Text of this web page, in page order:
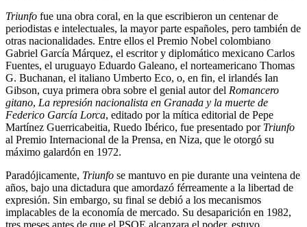
Triunfo fue una obra coral, en la que escribieron un centenar de
periodistas e intelectuales, la mayor parte españoles, pero también de
otras nacionalidades. Entre ellos el Premio Nobel colombiano
Gabriel García Márquez, el escritor y diplomático mexicano Carlos
Fuentes, el uruguayo Eduardo Galeano, el norteamericano Thomas
G. Buchanan, el italiano Umberto Eco, o, en fin, el irlandés Ian
Gibson, cuya primera obra sobre el genial autor del Romancero
gitano, La represión nacionalista en Granada y la muerte de
Federico García Lorca, editado por la mítica editorial de Pepe
Martínez Guerricabeitia, Ruedo Ibérico, fue presentado por Triunfo
al Premio Internacional de la Prensa, en Niza, que le otorgó su
máximo galardón en 1972.
Paradójicamente, Triunfo se mantuvo en pie durante una veintena de
años, bajo una dictadura que amordazó férreamente a la libertad de
expresión. Sin embargo, su final se debió a los mecanismos
implacables de la economía de mercado. Su desaparición en 1982,
tres meses antes de que el PSOE alcanzara el poder, estuvo